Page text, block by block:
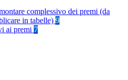
complessivo dei premi (da
in tabelle) 9
ai premi 7